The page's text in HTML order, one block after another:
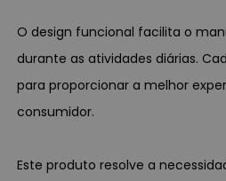
O design funcional facilita o
durante as atividades diárias.
para proporcionar a melhor
consumidor.
Este produto resolve a